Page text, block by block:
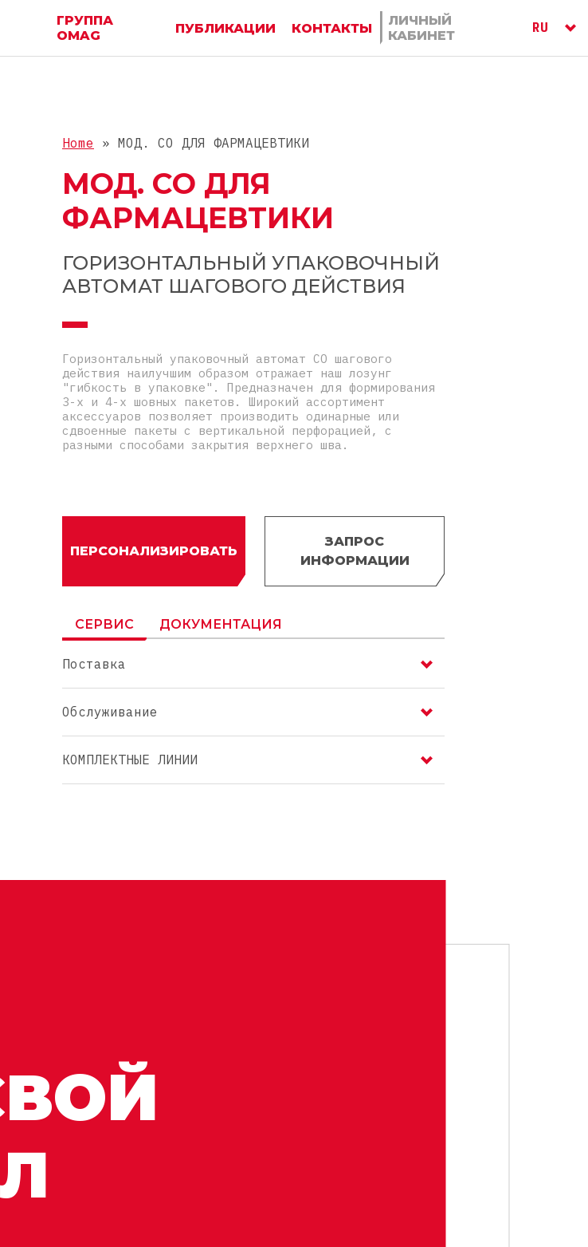
ГРУППА
OMAG
ПУБЛИКАЦИИ КОНТАКТЫ
ЛИЧНЫЙ
КАБИНЕТ
ENG
RU
Home » МОД. СО ДЛЯ ФАРМАЦЕВТИКИ
МОД. СО ДЛЯ
ФАРМАЦЕВТИКИ
ГОРИЗОНТАЛЬНЫЙ УПАКОВОЧНЫЙ
АВТОМАТ ШАГОВОГО ДЕЙСТВИЯ
Горизонтальный упаковочный автомат СО шагового
действия наилучшим образом отражает наш лозунг
"гибкость в упаковке". Предназначен для формирования
3-х и 4-х шовных пакетов. Широкий ассортимент
аксессуаров позволяет производить одинарные или
сдвоенные пакеты с вертикальной перфорацией, с
разными способами закрытия верхнего шва.
ПЕРСОНАЛИЗИРОВАТЬ
ЗАПРОС
ИНФОРМАЦИИ
СЕРВИС ДОКУМЕНТАЦИЯ
Поставка
Обслуживание
КОМПЛЕКТНЫЕ ЛИНИИ